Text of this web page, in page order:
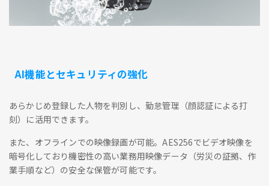
AI機能とセキュリティの強化
あらかじめ登録した人物を判別し、勤怠管理（顔認証による打
刻）に活用できます。
また、オフラインでの映像録画が可能。AES256でビデオ映像を
暗号化しており機密性の高い業務用映像データ（労災の証拠、作
業手順など）の安全な保管が可能です。